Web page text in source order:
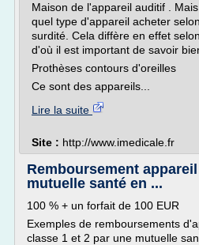
Maison de l'appareil auditif .
quel type d'appareil acheter
surdité. Cela diffère en effet
d'où il est important de savoir
Prothèses contours d'oreilles
Ce sont des appareils...
Lire la suite
Site : http://www.imedicale.fr
Remboursement
mutuelle santé en ...
100 % + un forfait de 100 EUR
Exemples de remboursements
classe 1 et 2 par une mutuelle